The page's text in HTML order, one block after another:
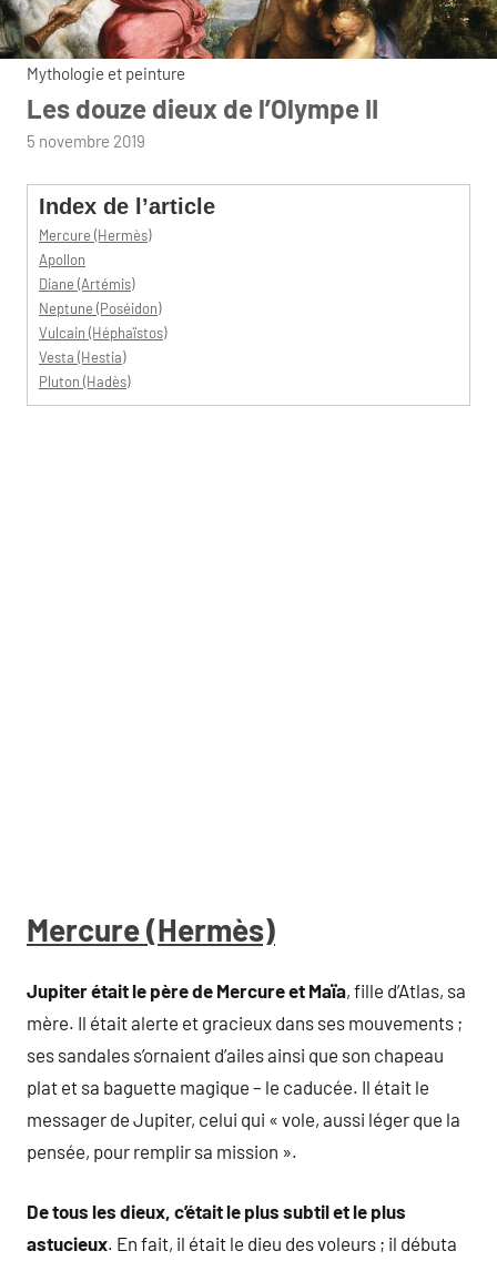
Mythologie et peinture
Les douze dieux de l’Olympe II
par
5 novembre 2019
Index de l’article
Mercure (Hermès)
Apollon
Diane (Artémis)
Neptune (Poséidon)
Vulcain (Héphaïstos)
Vesta (Hestia)
Pluton (Hadès)
Mercure (Hermès)
Jupiter était le père de Mercure et Maïa, fille d’Atlas, sa
mère. Il était alerte et gracieux dans ses mouvements ;
ses sandales s’ornaient d’ailes ainsi que son chapeau
plat et sa baguette magique – le caducée. Il était le
messager de Jupiter, celui qui « vole, aussi léger que la
pensée, pour remplir sa mission ».
De tous les dieux, c’était le plus subtil et le plus
astucieux. En fait, il était le dieu des voleurs ; il débuta